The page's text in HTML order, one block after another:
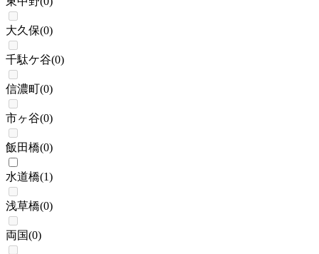
大久保(0)
千駄ケ谷(0)
信濃町(0)
市ヶ谷(0)
飯田橋(0)
水道橋(1)
浅草橋(0)
両国(0)